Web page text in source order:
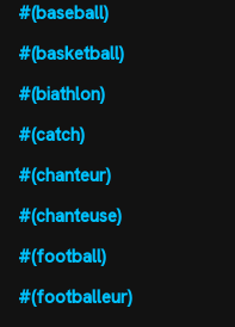
#(baseball)
#(basketball)
#(biathlon)
#(catch)
#(chanteur)
#(chanteuse)
#(football)
#(footballeur)